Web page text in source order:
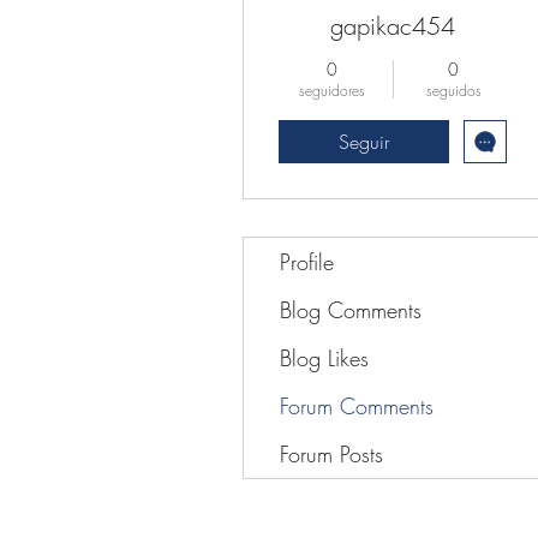
gapikac454
0
seguidores
0
seguidos
Seguir
Profile
Blog Comments
Blog Likes
Forum Comments
Forum Posts